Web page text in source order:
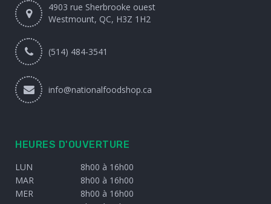
4903 rue Sherbrooke ouest
Westmount, QC, H3Z 1H2
(514) 484-3541
info@nationalfoodshop.ca
HEURES D'OUVERTURE
LUN
8h00 à 16h00
MAR
8h00 à 16h00
MER
8h00 à 16h00